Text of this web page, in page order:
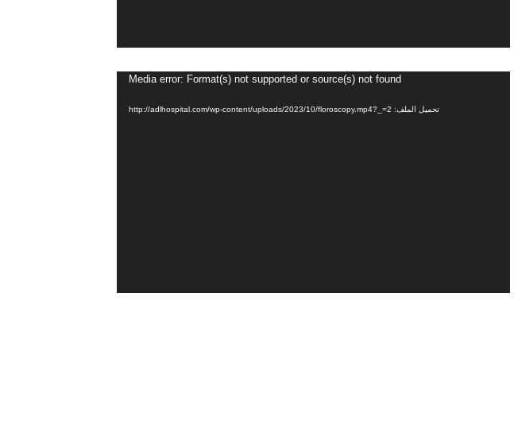
Media error: Format(s) not supported or source(s) not found
تحميل الملف: http://adlhospital.com/wp-content/uploads/2023/10/floroscopy.mp4?_=2